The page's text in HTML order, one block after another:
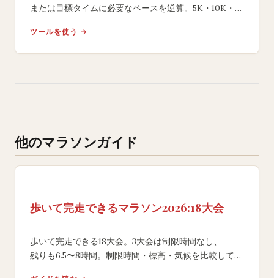
または目標タイムに必要なペースを逆算。5K・10K・
ネガティブスプリット戦略も提案する無料ツール。
ツールを使う →
他のマラソンガイド
歩いて完走できるマラソン2026:18大会
歩いて完走できる18大会。3大会は制限時間なし、
残りも6.5〜8時間。制限時間・標高・気候を比較して、